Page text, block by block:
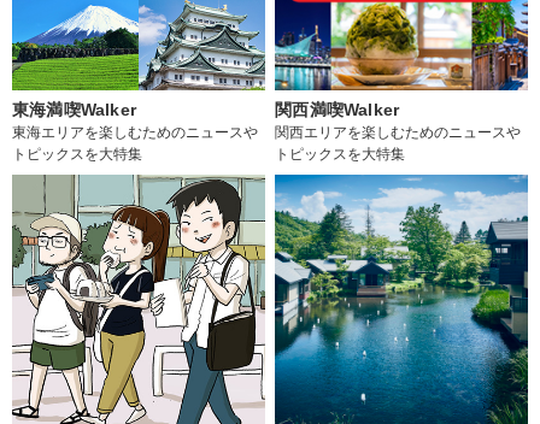
東海満喫Walker
東海エリアを楽しむためのニュースや
トピックスを大特集
関西満喫Walker
関西エリアを楽しむためのニュースや
トピックスを大特集